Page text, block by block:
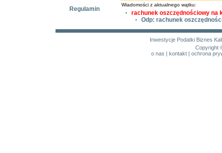
Regulamin
Wiadomości z aktualnego wątku:
·
rachunek oszczędnościowy na
·
Odp: rachunek
Inwestycje Podatki Biznes
Copyright
o nas | kontakt| ochrona